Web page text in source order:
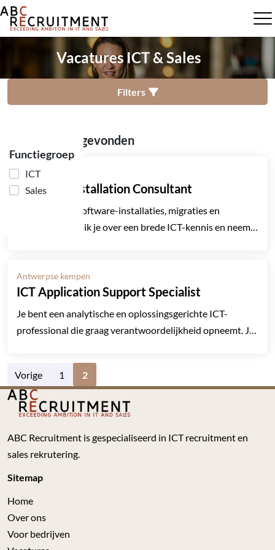
Vacatures ICT & Sales
Filters
Functiegroep
ICT
Sales
17 vacatures gevonden
Gent
Software Installation Consultant
Ben jij sterk in software-installaties, migraties en
scripting? Beschik je over een brede ICT-kennis en neem
Antwerpse kempen
ICT Application Support Specialist
Je bent een analytische en oplossingsgerichte ICT-
professional die graag verantwoordelijkheid opneemt. Je
communiceert vlot met zowel technische als niet-
technische betrokkenen.
Vorige 1 2
ABC Recruitment is gespecialiseerd in ICT recruitment en
sales rekrutering.
Sitemap
Home
Over ons
Voor bedrijven